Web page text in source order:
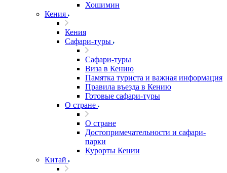
Хошимин
Кения
Кения
Сафари-туры
Сафари-туры
Виза в Кению
Памятка туриста и важная информация
Правила въезда в Кению
Готовые сафари-туры
О стране
О стране
Достопримечательности и сафари-
парки
Курорты Кении
Китай